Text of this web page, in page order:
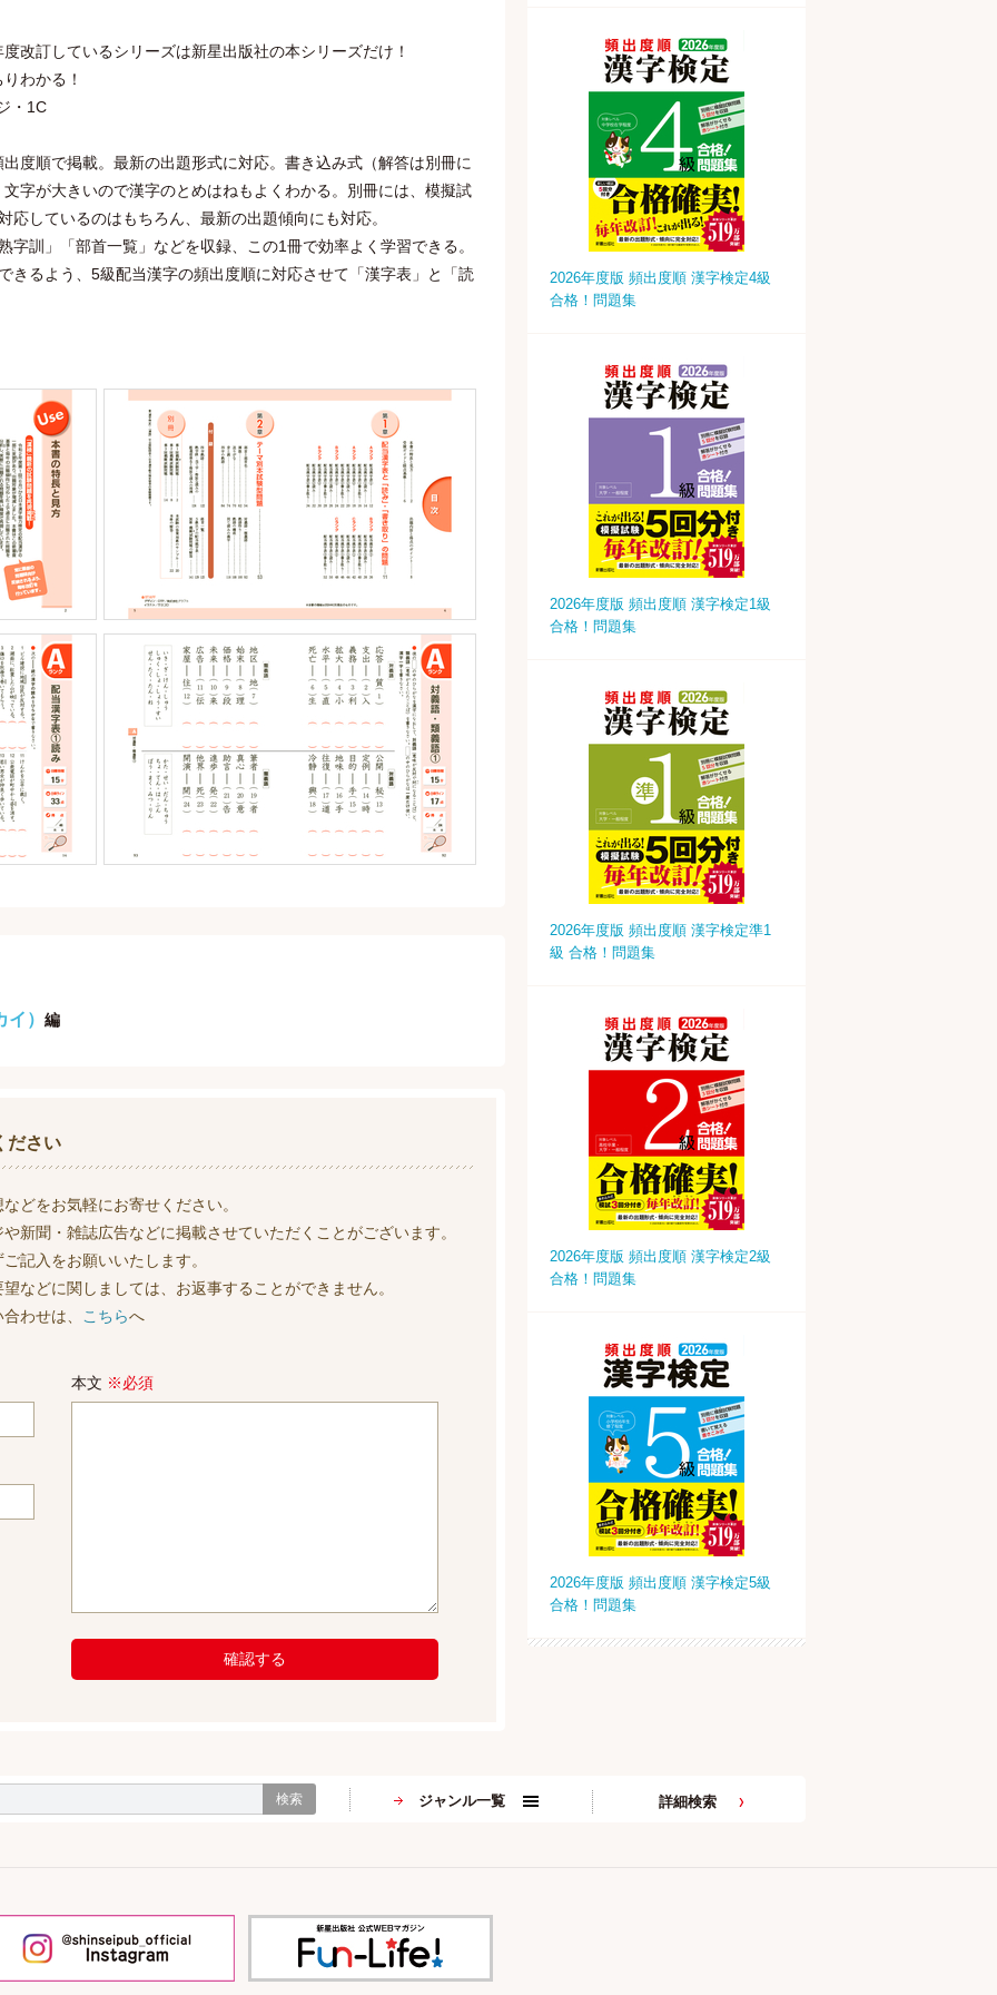
改訂しているシリーズは新星出版社の本シリーズだけ！
わかる！
・1C
度順で掲載。最新の出題形式に対応。書き込み式（解答は別冊に
字が大きいので漢字のとめはねもよくわかる。別冊には、模擬試
しているのはもちろん、最新の出題傾向にも対応。
字訓」「部首一覧」などを収録、この1冊で効率よく学習できる。
きるよう、5級配当漢字の頻出度順に対応させて「漢字表」と「読
） 編
ださい
どをお気軽にお寄せください。
新聞・雑誌広告などに掲載させていただくことがございます。
記入をお願いいたします。
などに関しましては、お返事することができません。
わせは、
こちらへ
本文 ※必須
確認する
2026年度版 頻出度順 漢字検定4級
合格！問題集
2026年度版 頻出度順 漢字検定1級
合格！問題集
2026年度版 頻出度順 漢字検定準1
級 合格！問題集
2026年度版 頻出度順 漢字検定2級
合格！問題集
2026年度版 頻出度順 漢字検定5級
合格！問題集
検索 ジャンル一覧 詳細検索